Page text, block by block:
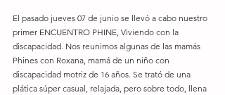
El pasado jueves 07 de junio se llevó a cabo nuestro
primer ENCUENTRO PHINE, Viviendo con la
discapacidad. Nos reunimos algunas de las mamás
Phines con Roxana, mamá de un niño con
discapacidad motriz de 16 años. Se trató de una
plática súper casual, relajada, pero sobre todo, llena